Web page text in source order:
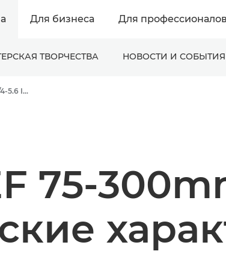
Для бизнеса Для
ТВОРЧЕСТВА НОВОСТИ И СОБЫТИЯ
Canon EF 75-300mm f/4-5.6 III - Объективы - Камера и фотообъективы
75-